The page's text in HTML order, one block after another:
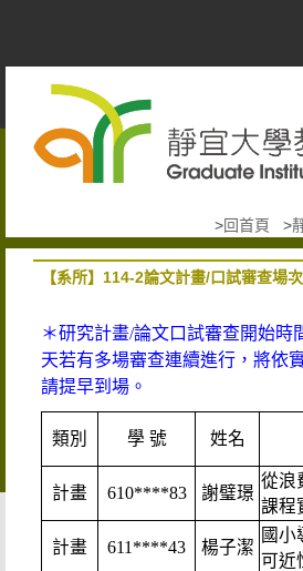
>回首頁 >
【系所】114-2論文計畫/口試審查場
＊研究計畫/論文口試審查開始時
天若有多場審查連續進行，將依
請提早到場。
類別 學 號 姓名
計畫 610****83 謝璧璟
從浪
課程
計畫 611****43 楊子潔
國小
可近